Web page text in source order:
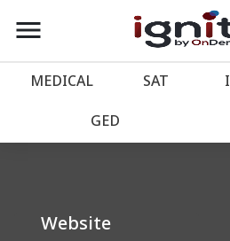
account_balance หน้าแรก
เว็บไซต์อิกไนท์
import_contacts วางแผนการเรียน
menu
MEDICAL SAT
GED
We could not find
Website